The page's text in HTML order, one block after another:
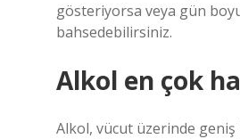
gösteriyorsa veya gün
bahsedebilirsiniz.
Alkol en çok
Alkol, vücut üzerinde